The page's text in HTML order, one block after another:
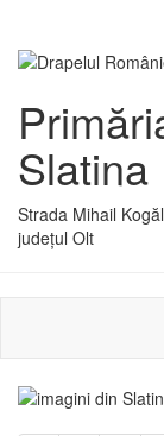
Slatina
Strada Mihail
județul Olt